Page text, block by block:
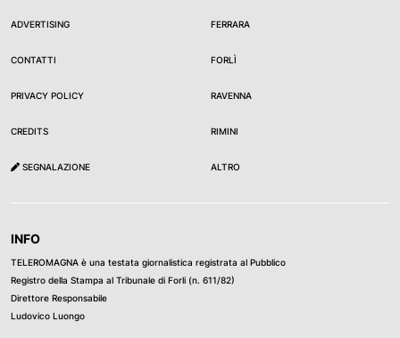
ADVERTISING
CONTATTI
PRIVACY POLICY
CREDITS
SEGNALAZIONE
FERRARA
FORLÌ
RAVENNA
RIMINI
ALTRO
INFO
TELEROMAGNA è una testata giornalistica registrata al Pubblico
Registro della Stampa al Tribunale di Forli (n. 611/82)
Direttore Responsabile
Ludovico Luongo